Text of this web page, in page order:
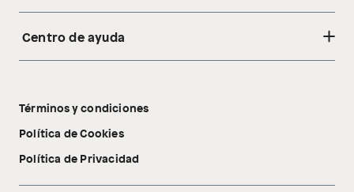
Acerca de nosotros
Tecnología Pillow Walk
Centro de ayuda
Libro de reclamaciones
Términos y condiciones
Política de Cookies
Política de Privacidad